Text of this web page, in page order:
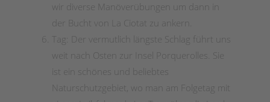
wir diverse Manöverübungen um dann in
der Bucht von La Ciotat zu ankern.
Tag: Der vermutlich längste Schlag führt uns
weit nach Osten zur Insel Porquerolles. Sie
ist ein schönes und beliebtes
Naturschutzgebiet, wo man am Folgetag mit